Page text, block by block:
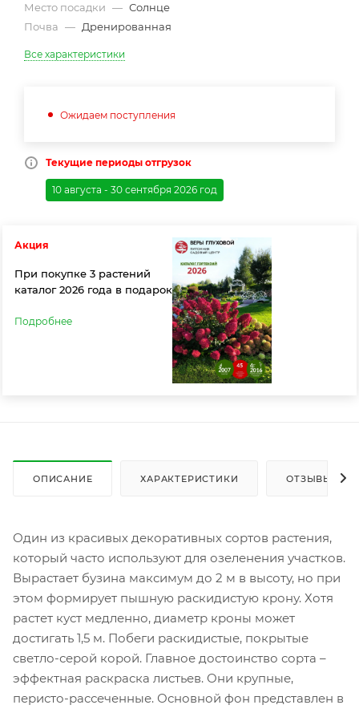
Место посадки — Солнце
Почва — Дренированная
Все характеристики
Ожидаем поступления
Текущие периоды отгрузок
10 августа - 30 сентября 2026 год
Акция
При покупке 3 растений
каталог 2026 года в подарок
Подробнее
ОПИСАНИЕ ХАРАКТЕРИСТИКИ ОТЗЫВЫ
Один из красивых декоративных сортов растения,
который часто используют для озеленения участков.
Вырастает бузина максимум до 2 м в высоту, но при
этом формирует пышную раскидистую крону. Хотя
растет куст медленно, диаметр кроны может
достигать 1,5 м. Побеги раскидистые, покрытые
светло-серой корой. Главное достоинство сорта –
эффектная раскраска листьев. Они крупные,
перисто-рассеченные. Основной фон представлен в